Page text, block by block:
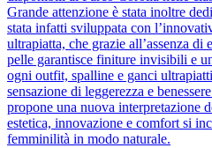
Grande attenzione è stata inoltre
stata infatti sviluppata con
ultrapiatta, che grazie all’assenza
pelle garantisce finiture invisibili e
ogni outfit, spalline e ganci
sensazione di leggerezza e
propone una nuova interpretazione
estetica, innovazione e comfort si
femminilità in modo naturale.